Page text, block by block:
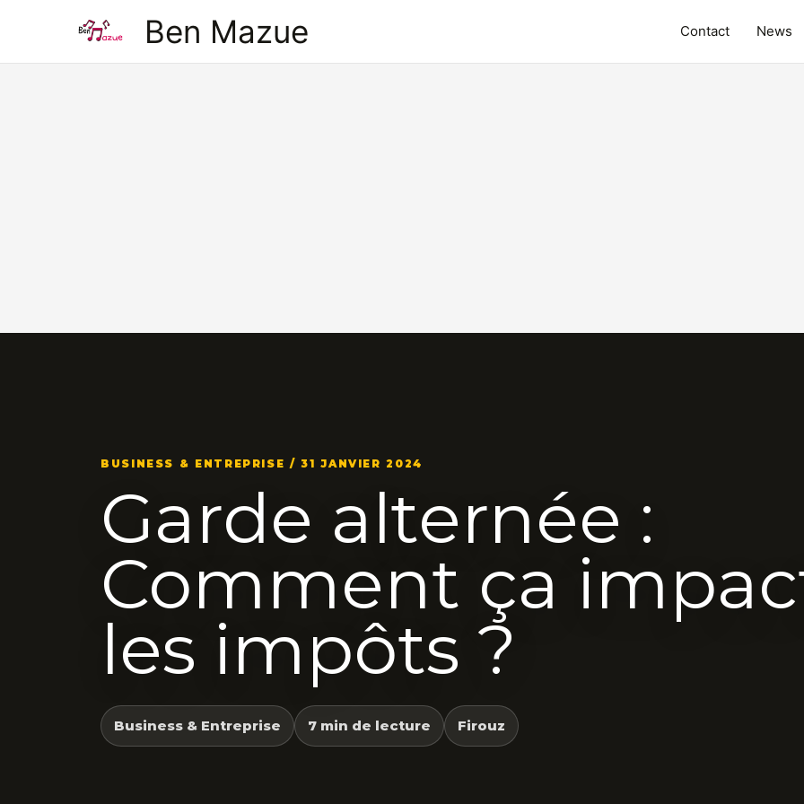
Ben Mazue Contact News
BUSINESS & ENTREPRISE / 31 JANVIER 2024
Garde alternée :
Comment ça
les impôts ?
Business & Entreprise 7 min de lecture Firouz